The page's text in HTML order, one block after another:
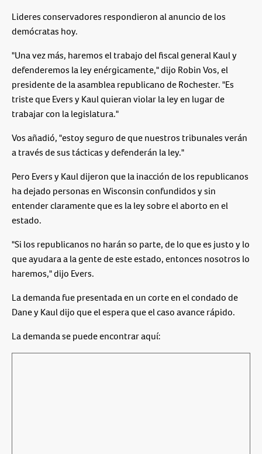
Lideres conservadores respondieron al anuncio de los
demócratas hoy.
"Una vez más, haremos el trabajo del fiscal general Kaul y
defenderemos la ley enérgicamente," dijo Robin Vos, el
presidente de la asamblea republicano de Rochester. "Es
triste que Evers y Kaul quieran violar la ley en lugar de
trabajar con la legislatura."
Vos añadió, "estoy seguro de que nuestros tribunales verán
a través de sus tácticas y defenderán la ley."
Pero Evers y Kaul dijeron que la inacción de los republicanos
ha dejado personas en Wisconsin confundidos y sin
entender claramente que es la ley sobre el aborto en el
estado.
"Si los republicanos no harán so parte, de lo que es justo y lo
que ayudara a la gente de este estado, entonces nosotros lo
haremos," dijo Evers.
La demanda fue presentada en un corte en el condado de
Dane y Kaul dijo que el espera que el caso avance rápido.
La demanda se puede encontrar aquí: